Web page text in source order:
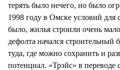
терять было нечего, но было
1998 году в Омске условий для
было, жилья строили очень
дефолта начался
туда, где можно сохранить и
потенциал. «Трэйс» в переводе